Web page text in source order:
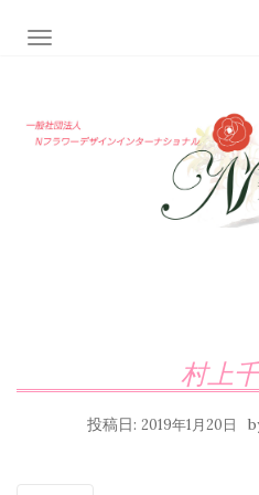
ナビゲーション切り替え
村上
投稿日: 2019年1月20日